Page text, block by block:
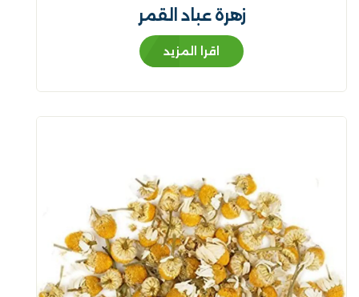
زهرة عباد القمر
اقرا المزيد